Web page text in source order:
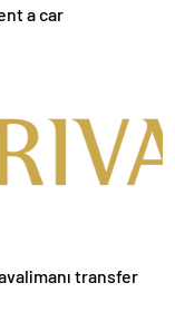
a car
transfer